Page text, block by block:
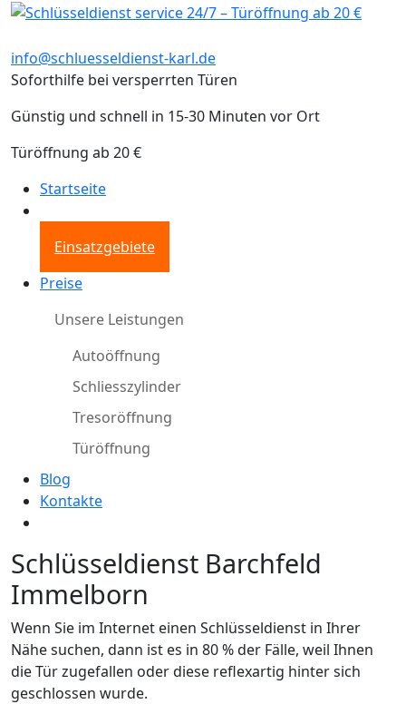
info@schluesseldienst-karl.de
Soforthilfe bei versperrten Türen
Günstig und schnell in 15-30 Minuten vor Ort
Türöffnung ab 20 €
Startseite
Einsatzgebiete
Preise
Unsere Leistungen
Autoöffnung
Schliesszylinder
Tresoröffnung
Türöffnung
Blog
Kontakte
Schlüsseldienst Barchfeld
Immelborn
Wenn Sie im Internet einen Schlüsseldienst in Ihrer
Nähe suchen, dann ist es in 80 % der Fälle, weil Ihnen
die Tür zugefallen oder diese reflexartig hinter sich
geschlossen wurde.